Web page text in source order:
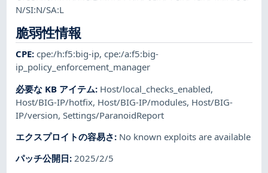
N/SI:N/SA:L
脆弱性情報
CPE:cpe:/h:f5:big-ip,cpe:/a:f5:big-
ip_policy_enforcement_manager
必要な KB アイテム: Host/local_checks_enabled,
Host/BIG-IP/hotfix, Host/BIG-IP/modules, Host/BIG-
IP/version,Settings/ParanoidReport
エクスプロイトの容易さ: No known exploits are available
パッチ公開日:2025/2/5